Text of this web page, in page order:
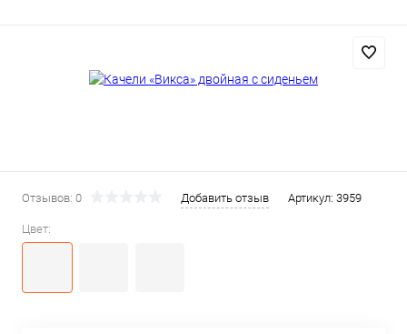
Отзывов: 0 Добавить отзыв Артикул: 3959
Цвет: